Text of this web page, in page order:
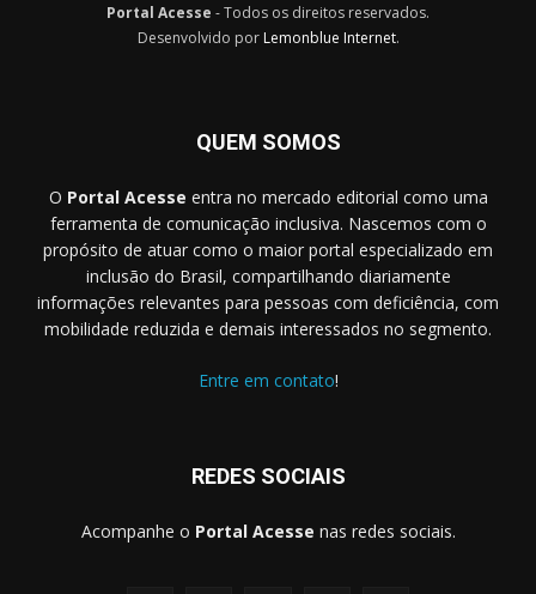
Portal Acesse - Todos os direitos reservados.
Desenvolvido por Lemonblue Internet.
QUEM SOMOS
O Portal Acesse entra no mercado editorial como uma
ferramenta de comunicação inclusiva. Nascemos com o
propósito de atuar como o maior portal especializado em
inclusão do Brasil, compartilhando diariamente
informações relevantes para pessoas com deficiência, com
mobilidade reduzida e demais interessados no segmento.
Entre em contato!
REDES SOCIAIS
Acompanhe o Portal Acesse nas redes sociais.